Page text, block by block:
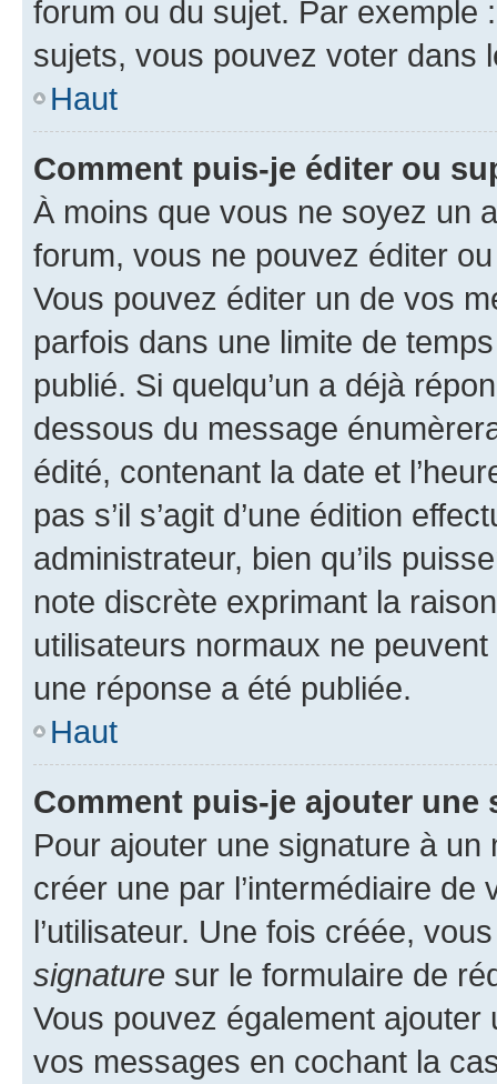
forum ou du sujet. Par exemple
sujets, vous pouvez voter dans
Haut
Comment puis-je éditer ou
À moins que vous ne soyez un
forum, vous ne pouvez éditer
Vous pouvez éditer un de vos
parfois dans une limite de
publié. Si quelqu’un a déjà
dessous du message
édité, contenant la date et
pas s’il s’agit d’une édition
administrateur, bien qu’ils
note discrète exprimant la
utilisateurs normaux ne
une réponse a été publiée.
Haut
Comment puis-je ajouter une
Pour ajouter une signature à un
créer une par l’intermédiaire
l’utilisateur. Une fois créée,
signature sur le formulaire de
Vous pouvez également
vos messages en cochant la